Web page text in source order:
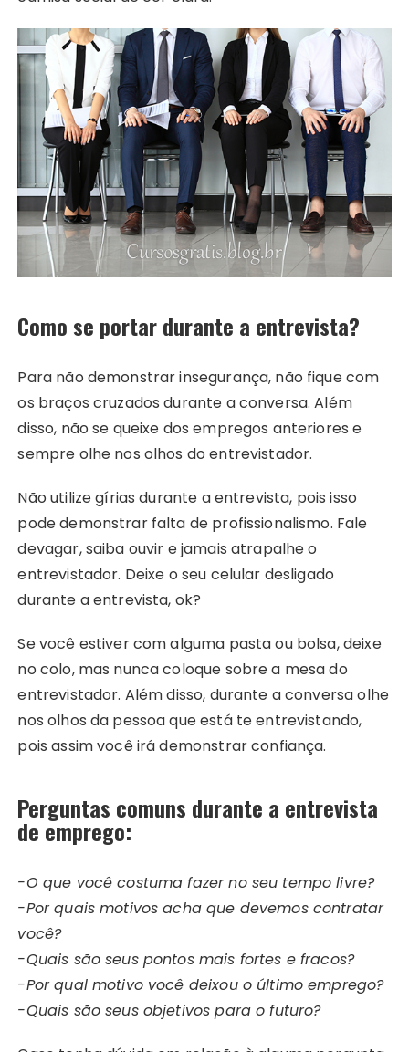
Como se portar durante a entrevista?
Para não demonstrar insegurança, não fique com
os braços cruzados durante a conversa. Além
disso, não se queixe dos empregos anteriores e
sempre olhe nos olhos do entrevistador.
Não utilize gírias durante a entrevista, pois isso
pode demonstrar falta de profissionalismo. Fale
devagar, saiba ouvir e jamais atrapalhe o
entrevistador. Deixe o seu celular desligado
durante a entrevista, ok?
Se você estiver com alguma pasta ou bolsa, deixe
no colo, mas nunca coloque sobre a mesa do
entrevistador. Além disso, durante a conversa olhe
nos olhos da pessoa que está te entrevistando,
pois assim você irá demonstrar confiança.
Perguntas comuns durante a entrevista
de emprego:
-O que você costuma fazer no seu tempo livre?
-Por quais motivos acha que devemos contratar
você?
-Quais são seus pontos mais fortes e fracos?
-Por qual motivo você deixou o último emprego?
-Quais são seus objetivos para o futuro?